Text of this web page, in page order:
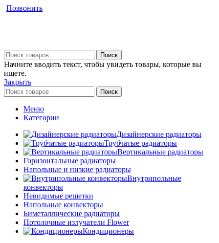
Позвонить
Поиск
Начните вводить текст, чтобы увидеть товары, которые вы
ищете.
Закрыть
Поиск
Меню
Категории
Дизайнерские радиаторы
Трубчатые радиаторы
Вертикальные радиаторы
Горизонтальные радиаторы
Напольные и низкие радиаторы
Внутрипольные
конвекторы
Невидимые решетки
Напольные конвекторы
Биметаллические радиаторы
Потолочные излучатели Flower
Кондиционеры